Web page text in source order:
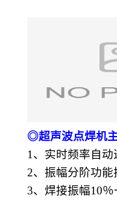
◎超声波点焊机
1、实时频率自动
2、振幅分阶功能
3、焊接振幅10％